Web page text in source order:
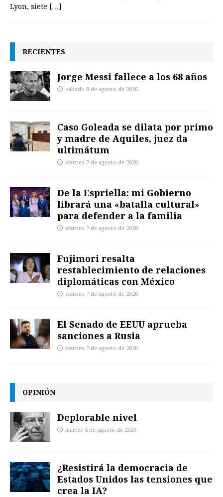
Lyon, siete […]
RECIENTES
Jorge Messi fallece a los 68 años
sábado 8 de agosto de 2026
Caso Goleada se dilata por primo
y madre de Aquiles, juez da
ultimátum
viernes 7 de agosto de 2026
De la Espriella: mi Gobierno
librará una «batalla cultural»
para defender a la familia
viernes 7 de agosto de 2026
Fujimori resalta
restablecimiento de relaciones
diplomáticas con México
viernes 7 de agosto de 2026
El Senado de EEUU aprueba
sanciones a Rusia
viernes 7 de agosto de 2026
OPINIÓN
Deplorable nivel
martes 4 de agosto de 2026
¿Resistirá la democracia de
Estados Unidos las tensiones que
crea la IA?